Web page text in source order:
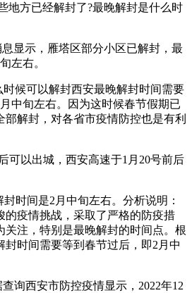
地方已经解封了?最晚解封是什么时
息显示，雁塔区部分小区已解封，最
左右。
时候可以解封西安最晚解封时间需要
中旬左右。因为这时候春节假期已
解封，对各省市疫情防控也是有利
可以出城，西安高速于1月20号前后
封时间是2月中旬左右。分析说明：
的疫情挑战，采取了严格的防疫措
关注，特别是最晚解封的时间点。根
封时间需要等到春节过后，即2月中
询西安市防控疫情显示，2022年12